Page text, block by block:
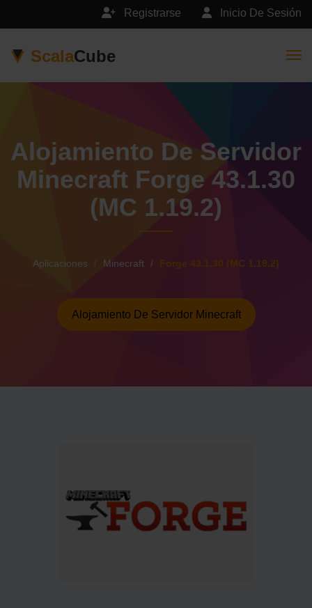
Inicio De Sesión
Registrarse
ScalaCube
Alojamiento De Servidor
Minecraft Forge 43.1.30
(MC 1.19.2)
Aplicaciones Minecraft Forge 43.1.30 (MC 1.19.2)
Alojamiento De Servidor Minecraft